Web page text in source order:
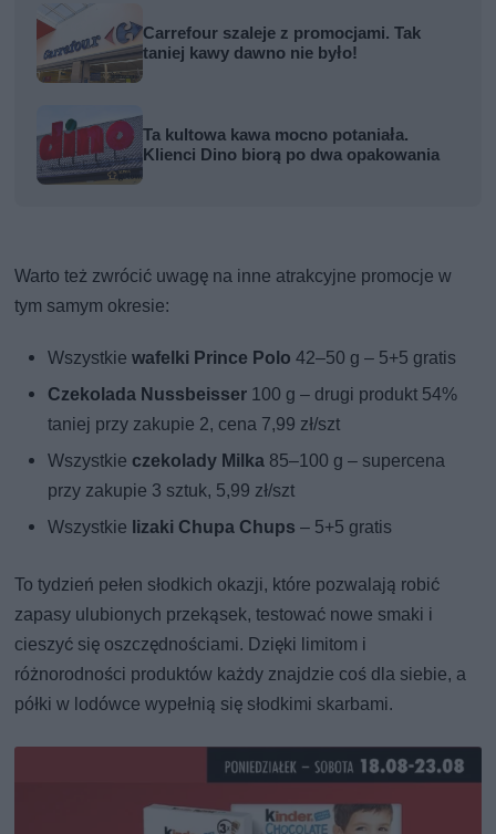
Carrefour szaleje z promocjami. Tak
taniej kawy dawno nie było!
Ta kultowa kawa mocno potaniała.
Klienci Dino biorą po dwa opakowania
Warto też zwrócić uwagę na inne atrakcyjne promocje w
tym samym okresie:
Wszystkiewafelki Prince Polo 42–50 g – 5+5 gratis
Czekolada Nussbeisser 100 g – drugi produkt 54%
taniej przy zakupie 2, cena 7,99 zł/szt
Wszystkie czekolady Milka 85–100 g – supercena
przy zakupie 3 sztuk, 5,99 zł/szt
Wszystkie lizaki Chupa Chups – 5+5 gratis
To tydzień pełen słodkich okazji, które pozwalają robić
zapasy ulubionych przekąsek, testować nowe smaki i
cieszyć się oszczędnościami. Dzięki limitom i
różnorodności produktów każdy znajdzie coś dla siebie, a
półki w lodówce wypełnią się słodkimi skarbami.